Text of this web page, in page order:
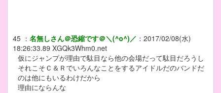
45 ： 名無しさん＠恐縮です＠＼(^o^)／ ： 2017/02/08(水)
18:26:33.89 XGQk3Whm0.net
仮にジャンプが理由で駄目なら他の会場だって駄目だろうし
それこそＣ＆Ｒでいろんなことをするアイドルだのバンドだ
のは他にもいるわけだから
理由にならんな